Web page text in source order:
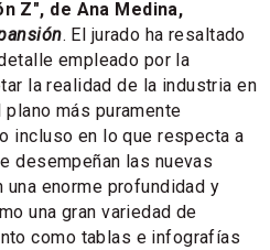
Z", de Ana Medina,
. El jurado ha resaltado
empleado por la
la realidad de la industria en
más puramente
incluso en lo que respecta a
desempeñan las nuevas
enorme profundidad y
una gran variedad de
como tablas e infografías